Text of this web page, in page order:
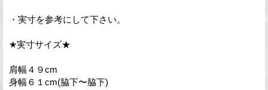
・実寸を参考にして下さい。
★実寸サイズ★
肩幅４９cm
身幅６１cm(脇下〜脇下)